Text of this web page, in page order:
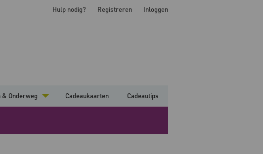
Hulp nodig? Registreren Inloggen
& Onderweg Cadeaukaarten Cadeautips